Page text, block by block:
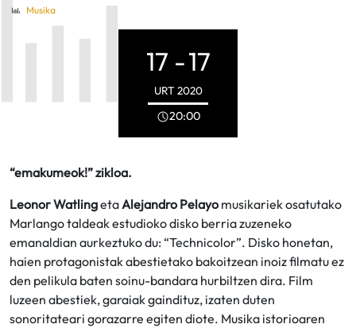
Musika
17 -17
URT 2020
20:00
“emakumeok!” zikloa.
Leonor WatlingetaAlejandro Pelayomusikariek osatutako
Marlango taldeak estudioko disko berria zuzeneko
emanaldian aurkeztuko du: “Technicolor”. Disko honetan,
haien protagonistak abestietako bakoitzean inoiz filmatu ez
den pelikula baten soinu-bandara hurbiltzen dira. Film
luzeen abestiek, garaiak gaindituz, izaten duten
sonoritateari gorazarre egiten diote. Musika istorioaren